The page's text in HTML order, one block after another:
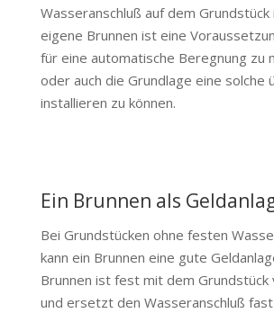
Wasseranschluß auf dem
eigene Brunnen ist eine
für eine automatische Beregnung zu
oder auch die Grundlage eine solche
installieren zu können.
Ein Brunnen als
Bei Grundstücken ohne festen
kann ein Brunnen eine gute
Brunnen ist fest mit dem Grundstück
und ersetzt den Wasseranschluß